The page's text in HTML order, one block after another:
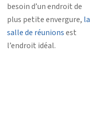
besoin d’un endroit de
plus petite envergure, la
salle de réunionsest
l’endroit idéal.